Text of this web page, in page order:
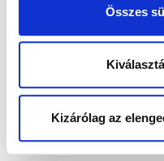
Összes
Kizárólag az